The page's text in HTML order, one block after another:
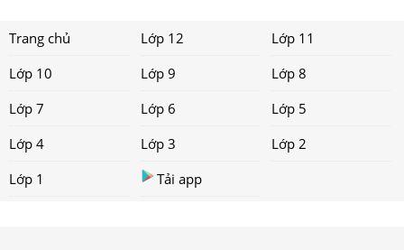
Trang chủ Lớp 12
Lớp 11
Lớp 10
Lớp 9
Lớp 8
Lớp 7
Lớp 6
Lớp 5
Lớp 4
Lớp 3
Lớp 2
Lớp 1
Tải app